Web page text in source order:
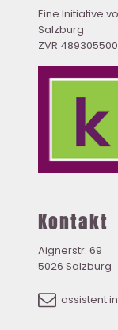
Eine Initiative
Salzburg
ZVR 489305500
Kontakt
Aignerstr. 69
5026 Salzburg